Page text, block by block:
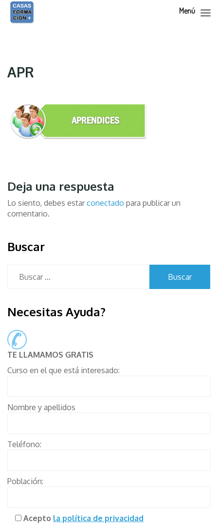
APR
Deja una respuesta
Lo siento, debes estarconectado para publicar un
comentario.
Buscar
Necesitas Ayuda?
TE LLAMAMOS GRATIS
Curso en el que está interesado:
Nombre y apellidos
Teléfono:
Población:
Acepto la política de privacidad
Menú